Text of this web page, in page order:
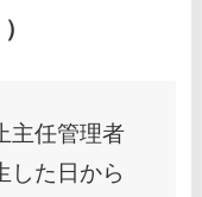
主任管理者
した日から